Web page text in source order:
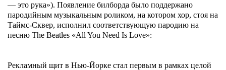
— это рука»). Появление билборда было поддержано
пародийным музыкальным роликом, на котором хор, стоя на
Таймс-Сквер, исполнил соответствующую пародию на
песню The Beatles «All You Need Is Love»:
Рекламный щит в Нью-Йорке стал первым в рамках целой